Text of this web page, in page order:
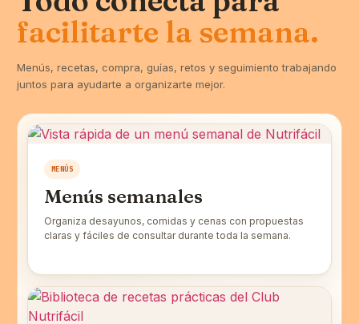
facilitarte la semana.
Menús, recetas, compra, guías, retos y seguimiento trabajando
juntos para ayudarte a organizarte mejor.
MENÚS
Menús semanales
Organiza desayunos, comidas y cenas con propuestas
claras y fáciles de consultar durante toda la semana.